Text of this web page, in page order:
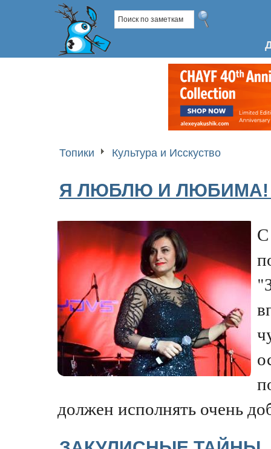
Топики Культура и Исскуство
Я ЛЮБЛЮ И ЛЮБИМА!
должен исполнять очень